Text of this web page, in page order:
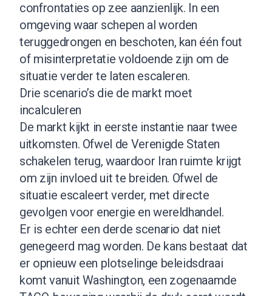
confrontaties op zee aanzienlijk. In een
omgeving waar schepen al worden
teruggedrongen en beschoten, kan één fout
of misinterpretatie voldoende zijn om de
situatie verder te laten escaleren.
Drie scenario’s die de markt moet
incalculeren
De markt kijkt in eerste instantie naar twee
uitkomsten. Ofwel de Verenigde Staten
schakelen terug, waardoor Iran ruimte krijgt
om zijn invloed uit te breiden. Ofwel de
situatie escaleert verder, met directe
gevolgen voor energie en wereldhandel.
Er is echter een derde scenario dat niet
genegeerd mag worden. De kans bestaat dat
er opnieuw een plotselinge beleidsdraai
komt vanuit Washington, een zogenaamde